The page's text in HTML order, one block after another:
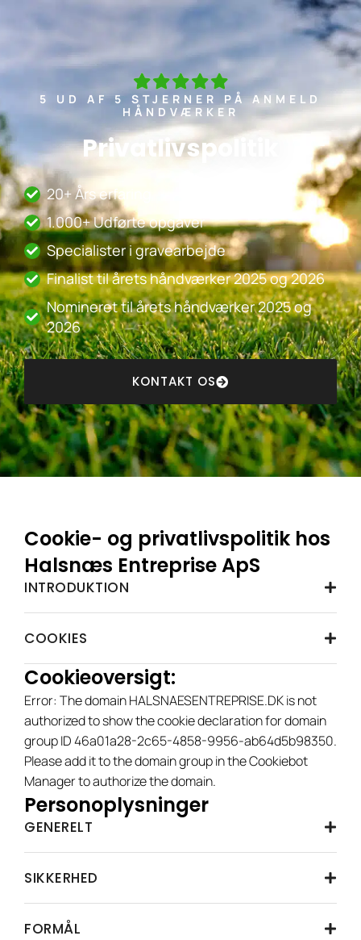
5 UD AF 5 STJERNER PÅ ANMELD
HÅNDVÆRKER
Privatlivspolitik
20+ Års erfaring
1.000+ Udførte opgaver
Specialister i gravearbejde
Finalist til årets håndværker 2025 og 2026
Nomineret til årets håndværker 2025 og
2026
KONTAKT OS
Cookie- og privatlivspolitik hos
Halsnæs Entreprise ApS
INTRODUKTION
COOKIES
Cookieoversigt:
Error: The domain HALSNAESENTREPRISE.DK is not
authorized to show the cookie declaration for domain
group ID 46a01a28-2c65-4858-9956-ab64d5b98350.
Please add it to the domain group in the Cookiebot
Manager to authorize the domain.
Personoplysninger
GENERELT
SIKKERHED
FORMÅL